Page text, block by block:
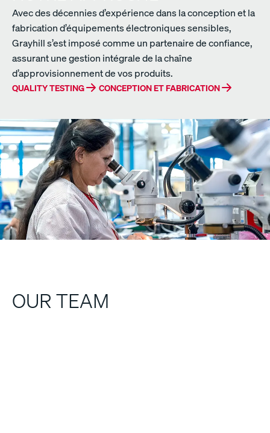
Avec des décennies d’expérience dans la conception et la
fabrication d’équipements électroniques sensibles,
Grayhill s’est imposé comme un partenaire de confiance,
assurant une gestion intégrale de la chaîne
d’approvisionnement de vos produits.
QUALITY TESTING CONCEPTION ET FABRICATION
OUR TEAM